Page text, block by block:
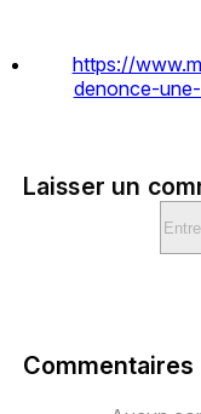
https://
denonce-
Laisser un
Commentaires